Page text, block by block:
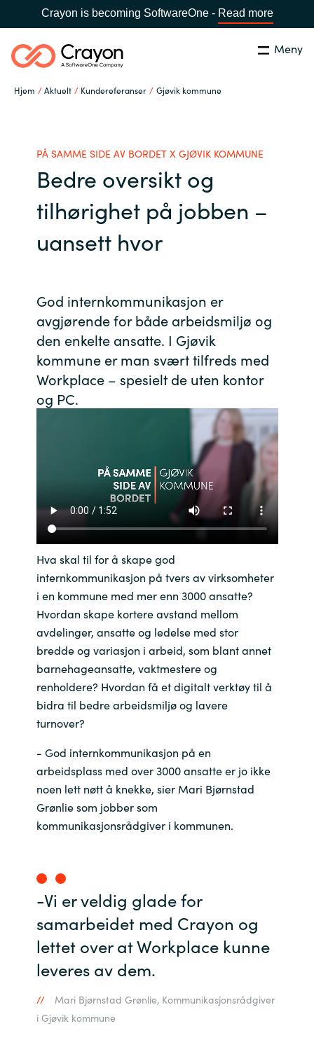
Crayon is becoming SoftwareOne - Read more
Meny
Hjem Aktuelt Kundereferanser Gjøvik kommune
Global site
Africa
Austria
Bulgaria
Czechia
Denmark
Finland
France
Germany
Hungary
Iceland
India
Indonesia
Kuwait
Latvia
Lithuania
Middle East
Netherlands
Norway
Oman
Søk Lukk
Hvem er vi
Karriere
Aktuelt
Samarbeidspartnere
Channel partner
Kontakt oss
PÅ SAMME SIDE AV BORDET X GJØVIK KOMMUNE
Bedre oversikt og
tilhørighet på jobben –
uansett hvor
God internkommunikasjon er
avgjørende for både arbeidsmiljø og
den enkelte ansatte. I Gjøvik
kommune er man svært tilfreds med
Workplace – spesielt de uten kontor
og PC.
Hva skal til for å skape god
internkommunikasjon på tvers av virksomheter
i en kommune med mer enn 3000 ansatte?
Hvordan skape kortere avstand mellom
avdelinger, ansatte og ledelse med stor
bredde og variasjon i arbeid, som blant annet
barnehageansatte, vaktmestere og
renholdere? Hvordan få et digitalt verktøy til å
bidra til bedre arbeidsmiljø og lavere
turnover?
- God internkommunikasjon på en
arbeidsplass med over 3000 ansatte er jo ikke
noen lett nøtt å knekke, sier Mari Bjørnstad
Grønlie som jobber som
kommunikasjonsrådgiver i kommunen.
-Vi er veldig glade for
samarbeidet med Crayon og
lettet over at Workplace kunne
leveres av dem.
Mari Bjørnstad Grønlie, Kommunikasjonsrådgiver
i Gjøvik kommune